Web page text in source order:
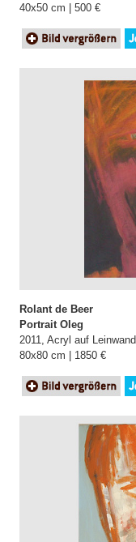
40x50 cm | 500 €
Rolant de Beer
Portrait Oleg
2011, Acryl auf Leinwand
80x80 cm | 1850 €